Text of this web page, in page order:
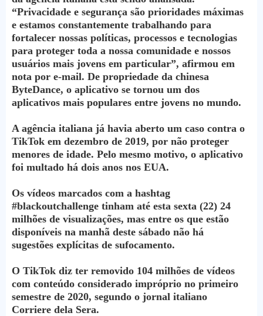
“Privacidade e segurança são prioridades máximas
e estamos constantemente trabalhando para
fortalecer nossas políticas, processos e tecnologias
para proteger toda a nossa comunidade e nossos
usuários mais jovens em particular”, afirmou em
nota por e-mail. De propriedade da chinesa
ByteDance, o aplicativo se tornou um dos
aplicativos mais populares entre jovens no mundo.
A agência italiana já havia aberto um caso contra o
TikTok em dezembro de 2019, por não proteger
menores de idade. Pelo mesmo motivo, o aplicativo
foi multado há dois anos nos EUA.
Os vídeos marcados com a hashtag
#blackoutchallenge tinham até esta sexta (22) 24
milhões de visualizações, mas entre os que estão
disponíveis na manhã deste sábado não há
sugestões explícitas de sufocamento.
O TikTok diz ter removido 104 milhões de vídeos
com conteúdo considerado impróprio no primeiro
semestre de 2020, segundo o jornal italiano
Corriere dela Sera.